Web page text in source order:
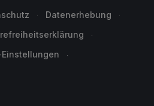
Datenerhebung